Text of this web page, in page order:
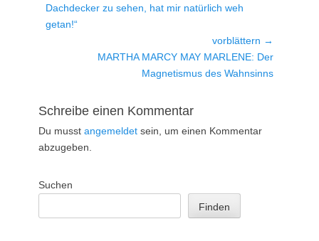
Beitrag:
Dachdecker zu sehen, hat mir natürlich weh
getan!“
vorblättern →
MARTHA MARCY MAY MARLENE: Der
Magnetismus des Wahnsinns
Schreibe einen Kommentar
Du musst angemeldet sein, um einen Kommentar
abzugeben.
Suchen
Finden